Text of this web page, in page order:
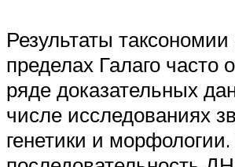
Результаты
пределах Галаго часто
ряде доказательных
числе исследованиях
генетики и